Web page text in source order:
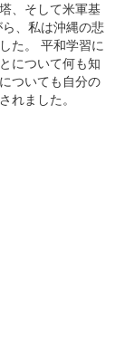
、そして米軍基
、私は沖縄の悲
た。 平和学習に
について何も知
ついても自分の
れました。